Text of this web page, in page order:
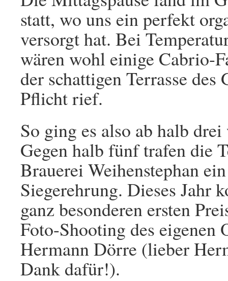
statt, wo uns ein perfekt
versorgt hat. Bei
wären wohl einige Cabrio-
der schattigen Terrasse
Pflicht rief.
So ging es also ab halb
Gegen halb fünf trafen die
Brauerei Weihenstephan
Siegerehrung. Dieses Jahr
ganz besonderen ersten
Foto-Shooting des
Hermann Dörre (lieber
Dank dafür!).